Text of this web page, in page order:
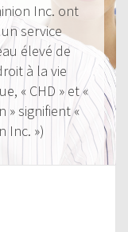
Inc. ont
service
élevé de
à la vie
« CHD » et «
» signifient «
Inc. »)